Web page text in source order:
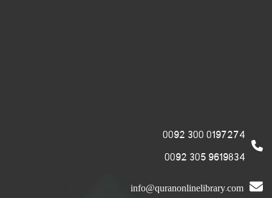
0197274 300 0092
9619834 305 0092
info@quranonlinelibrary.com